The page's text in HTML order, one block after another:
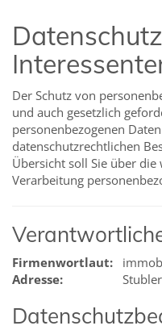
Der Schutz von
und auch gesetzlich
personenbezogenen
datenschutzrechtlichen
Übersicht soll Sie über
Verarbeitung
Firmenwortlaut:
Adresse: